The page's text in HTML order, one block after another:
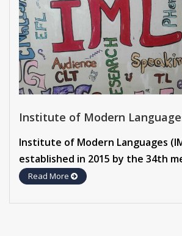
Institute of Modern
Institute of Modern Languages
established in 2015 by the 34th
Read More